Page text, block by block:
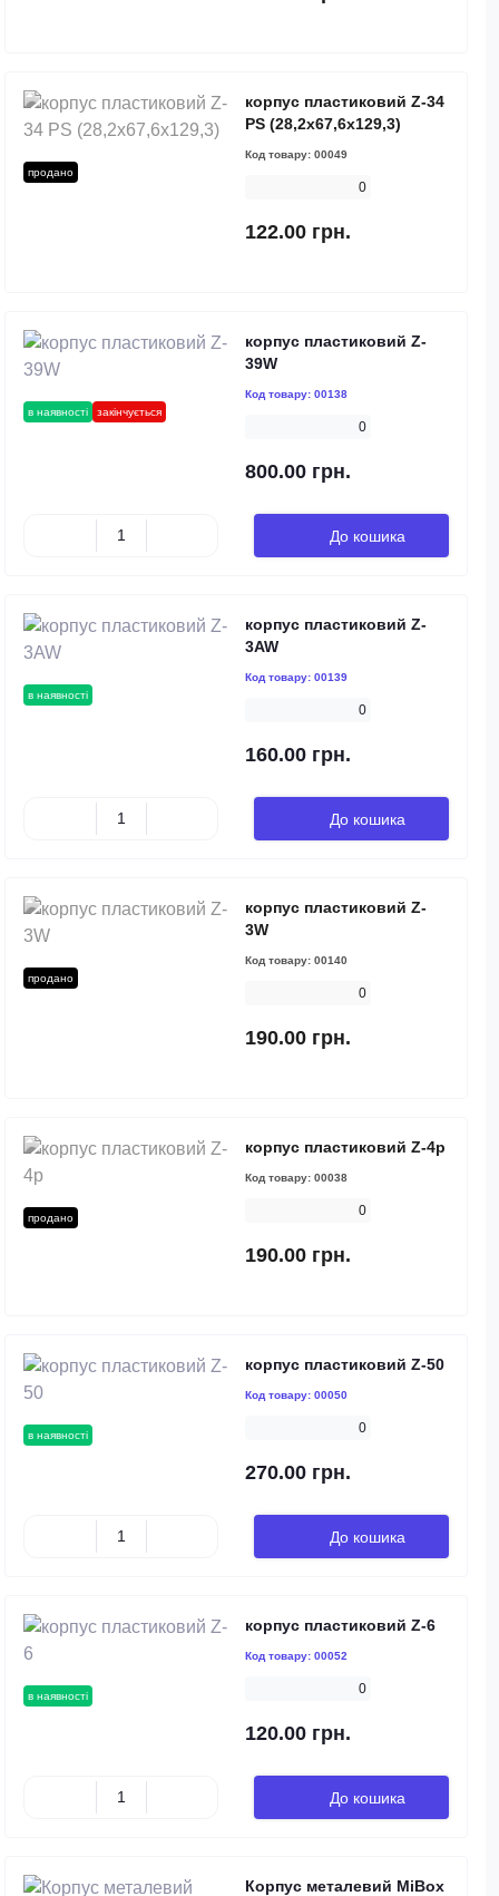
продано
корпус пластиковий Z-34
PS (28,2х67,6х129,3)
Код товару: 00049
0
122.00 грн.
в наявності закінчується
корпус пластиковий Z-
39W
Код товару: 00138
0
800.00 грн.
До кошика
в наявності
корпус пластиковий Z-
3AW
Код товару: 00139
0
160.00 грн.
До кошика
продано
корпус пластиковий Z-
3W
Код товару: 00140
0
190.00 грн.
продано
корпус пластиковий Z-4p
Код товару: 00038
0
190.00 грн.
в наявності
корпус пластиковий Z-50
Код товару: 00050
0
270.00 грн.
До кошика
в наявності
корпус пластиковий Z-6
Код товару: 00052
0
120.00 грн.
До кошика
Корпус металевий MiBox